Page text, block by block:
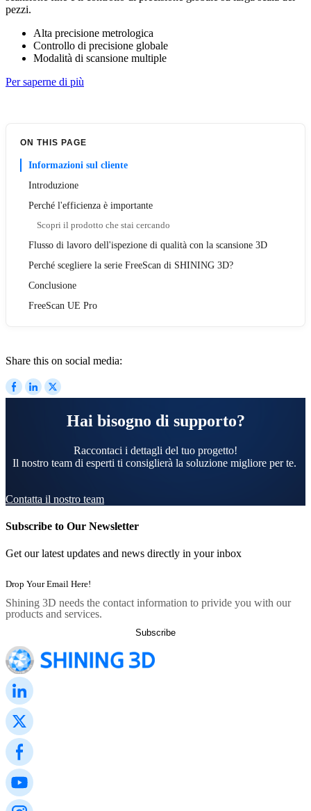
pezzi.
Alta precisione metrologica
Controllo di precisione globale
Modalità di scansione multiple
Per saperne di più
ON THIS PAGE
Informazioni sul cliente
Introduzione
Perché l'efficienza è importante
Scopri il prodotto che stai cercando
Flusso di lavoro dell'ispezione di qualità con la scansione 3D
Perché scegliere la serie FreeScan di SHINING 3D?
Conclusione
FreeScan UE Pro
Share this on social media:
Hai bisogno di supporto?
Raccontaci i dettagli del tuo progetto!
Il nostro team di esperti ti consiglierà la soluzione migliore per te.
Contatta il nostro team
Subscribe to Our Newsletter
Get our latest updates and news directly in your inbox
Shining 3D needs the contact information to privide you with our
products and services.